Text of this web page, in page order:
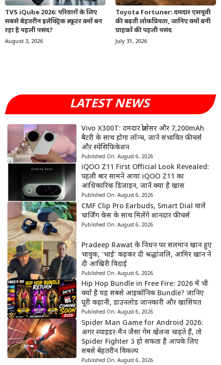
TVS iQube 2026: परिवारों के लिए
सबसे बेहतरीन इलेक्ट्रिक स्कूटर क्यों बन
रहा है पहली पसंद?
August 3, 2026
Toyota Fortuner: दमदार एसयूवी
की बढ़ती लोकप्रियता, जानिए क्यों बनी
ग्राहकों की पहली पसंद
July 31, 2026
LATEST NEWS
Vivo X300T: दमदार प्रोसेसर और 7,200mAh
बैटरी के साथ होगा लॉन्च, जानें संभावित फीचर्स
और स्पेसिफिकेशन
Published On: August 6, 2026
iQOO Z11 First Official Look Revealed:
पहली बार सामने आया iQOO Z11 का
आधिकारिक डिजाइन, जानें क्या है खास
Published On: August 6, 2026
CMF Clip Pro Earbuds, Smart Dial वाले
चार्जिंग केस के साथ मिलेंगे शानदार फीचर्स
Published On: August 6, 2026
Pradeep Rawat के निधन पर सलमान खान हुए
भावुक, ‘भाई’ कहकर दी श्रद्धांजलि, आमिर खान ने
दी आखिरी विदाई
Published On: August 6, 2026
Hip Hop Bundle in Free Fire: 2026 में भी
क्यों है यह सबसे आइकॉनिक Bundle? जानिए
पूरी कहानी, डाउनलोड जानकारी और खासियत
Published On: August 6, 2026
Spider Man Game for Android 2026:
अगर स्पाइडर-मैन जैसा गेम खेलना चाहते हैं, तो
Spider Fighter 3 हो सकता है आपके लिए
सबसे बेहतरीन विकल्प
Published On: August 6, 2026